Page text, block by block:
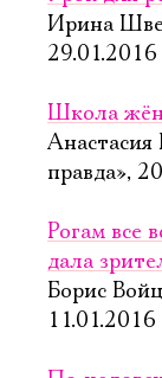
Ирина
29.01.2016
Школа
Анастасия
правда»,
Рогам все
дала
Борис
11.01.2016